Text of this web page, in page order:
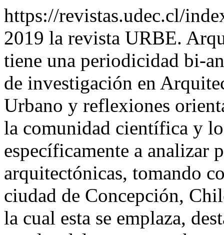
https://revistas.udec.cl/
2019 la revista URBE.
tiene una periodicidad bi-
de investigación en
Urbano y reflexiones
la comunidad científica y
específicamente a analizar
arquitectónicas, tomando
ciudad de Concepción,
la cual esta se emplaza,